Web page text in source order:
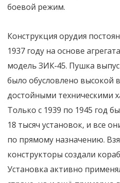
боевой режим.
Конструкция орудия
1937 году на основе
модель ЗИК‑45. Пушка
было обусловлено высокой
достойными техническими
Только с 1939 по 1945 год
18 тысяч установок, и все
по прямому назначению.
конструкторы создали
Установка активно